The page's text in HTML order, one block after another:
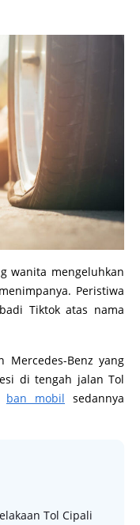
wanita mengeluhkan
Peristiwa
Tiktok atas nama
Benz yang
di tengah jalan Tol
ban mobil sedannya
Tol Cipali